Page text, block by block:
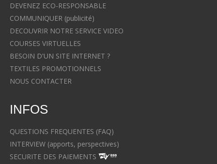
DEVENEZ ECO-RESPONSABLE
COMMUNIQUER (publicité)
DECOUVRIR NOTRE SERVICE VIDEO
COURSES VIRTUELLES
BESOIN D'UN SITE INTERNET ?
TEXTILES PROMOTIONNELS
NOUS CONTACTER
INFOS
QUESTIONS FREQUENTES (FAQ)
INTERVIEW (apports, perspectives)
SECURITE DES PAIEMENTS